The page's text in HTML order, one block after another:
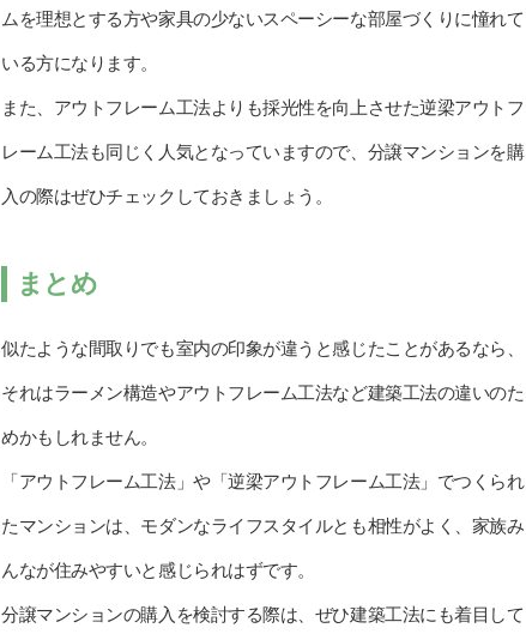
ムを理想とする方や家具の少ないスペーシーな部屋づくりに憧れて
いる方になります。
また、アウトフレーム工法よりも採光性を向上させた逆梁アウトフ
レーム工法も同じく人気となっていますので、分譲マンションを購
入の際はぜひチェックしておきましょう。
まとめ
似たような間取りでも室内の印象が違うと感じたことがあるなら、
それはラーメン構造やアウトフレーム工法など建築工法の違いのた
めかもしれません。
「アウトフレーム工法」や「逆梁アウトフレーム工法」でつくられ
たマンションは、モダンなライフスタイルとも相性がよく、家族み
んなが住みやすいと感じられはずです。
分譲マンションの購入を検討する際は、ぜひ建築工法にも着目して